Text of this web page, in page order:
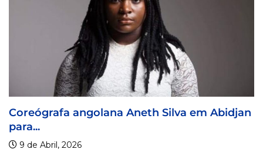
Aneth Silva em Abidjan Visa For